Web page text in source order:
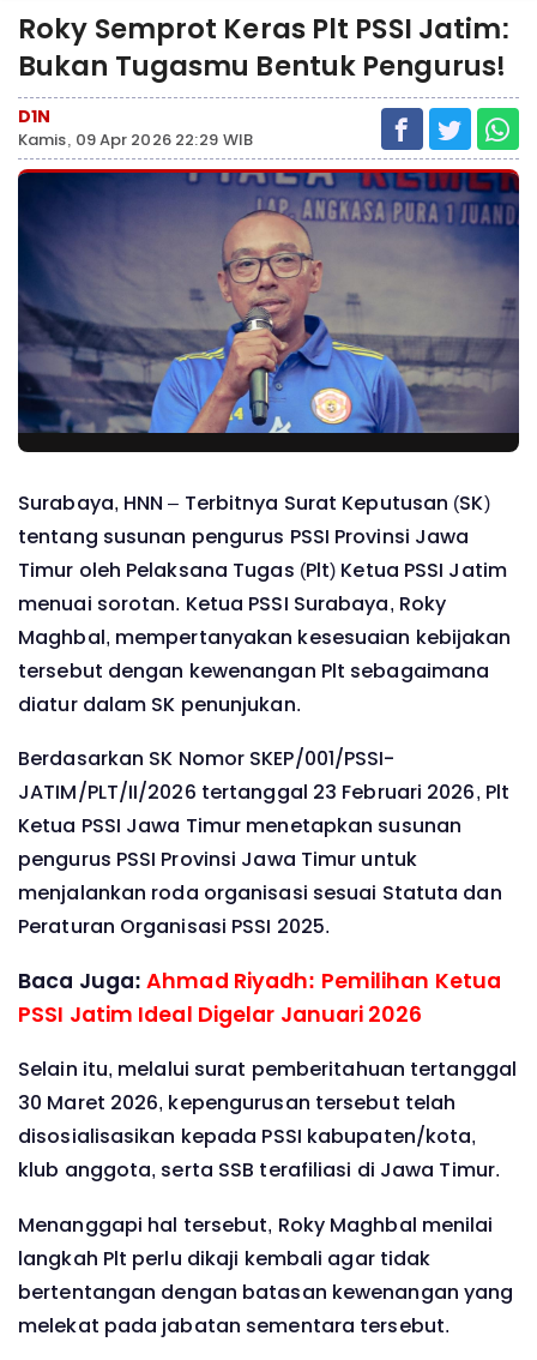
Roky Semprot Keras Plt PSSI Jatim:
Bukan Tugasmu Bentuk Pengurus!
D1N
Kamis, 09 Apr 2026 22:29 WIB
Surabaya, HNN – Terbitnya Surat Keputusan (SK)
tentang susunan pengurus PSSI Provinsi Jawa
Timur oleh Pelaksana Tugas (Plt) Ketua PSSI Jatim
menuai sorotan. Ketua PSSI Surabaya, Roky
Maghbal, mempertanyakan kesesuaian kebijakan
tersebut dengan kewenangan Plt sebagaimana
diatur dalam SK penunjukan.
Berdasarkan SK Nomor SKEP/001/PSSI-
JATIM/PLT/II/2026 tertanggal 23 Februari 2026, Plt
Ketua PSSI Jawa Timur menetapkan susunan
pengurus PSSI Provinsi Jawa Timur untuk
menjalankan roda organisasi sesuai Statuta dan
Peraturan Organisasi PSSI 2025.
Baca Juga:Ahmad Riyadh: Pemilihan Ketua
PSSI Jatim Ideal Digelar Januari 2026
Selain itu, melalui surat pemberitahuan tertanggal
30 Maret 2026, kepengurusan tersebut telah
disosialisasikan kepada PSSI kabupaten/kota,
klub anggota, serta SSB terafiliasi di Jawa Timur.
Menanggapi hal tersebut, Roky Maghbal menilai
langkah Plt perlu dikaji kembali agar tidak
bertentangan dengan batasan kewenangan yang
melekat pada jabatan sementara tersebut.